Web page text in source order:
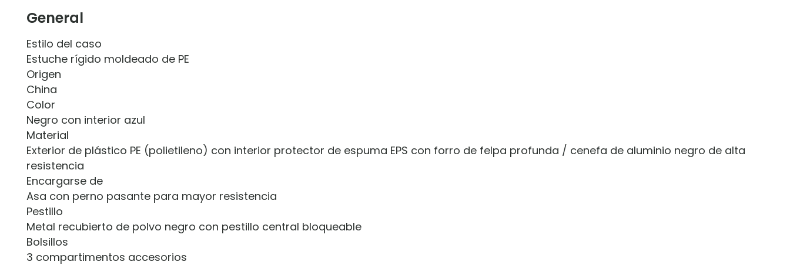
General
Estilo del caso
Estuche rígido moldeado de PE
Origen
China
Color
Negro con interior azul
Material
Exterior de plástico PE (polietileno) con interior protector de espuma EPS con forro de felpa profunda / cenefa de aluminio negro de alta
resistencia
Encargarse de
Asa con perno pasante para mayor resistencia
Pestillo
Metal recubierto de polvo negro con pestillo central bloqueable
Bolsillos
3 compartimentos accesorios